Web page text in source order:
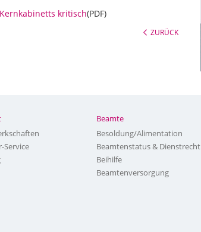
kritisch(PDF)
ZURÜCK
Service
Beamte
Besoldung/Alimentation
Beamtenstatus & Dienstrecht
Beihilfe
Beamtenversorgung